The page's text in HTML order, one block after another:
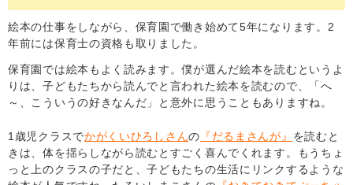
絵本の仕事をしながら、保育園で働き始めて5年になります。2
年前には保育士の資格も取りました。
保育園では絵本もよく読みます。僕が選んだ絵本を読むというよ
りは、子どもたちから読んでと言われた絵本を読むので、「へ
～、こういうの好きなんだ」と意外に思うこともありますね。
1歳児クラスでかがくいひろしさんの 『だるまさんが』 を読むと
きは、体を揺らしながら読むとすごく喜んでくれます。もうちょ
っと上のクラスの子だと、子どもたちの生活にリンクするような